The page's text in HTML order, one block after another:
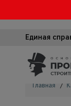
Единая
Главная /